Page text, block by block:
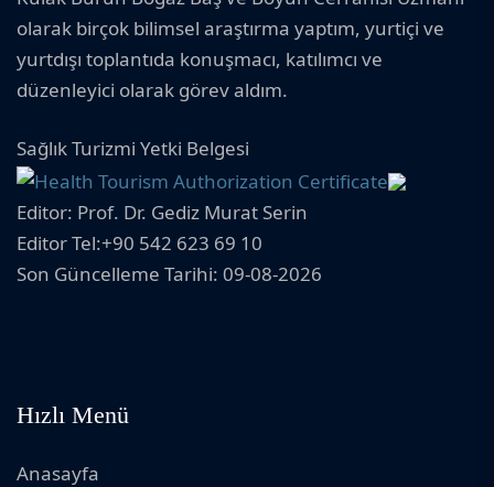
olarak birçok bilimsel araştırma yaptım, yurtiçi ve
yurtdışı toplantıda konuşmacı, katılımcı ve
düzenleyici olarak görev aldım.
Sağlık Turizmi Yetki Belgesi
Editor: Prof. Dr. Gediz Murat Serin
Editor Tel:+90 542 623 69 10
Son Güncelleme Tarihi: 09-08-2026
Hızlı Menü
Anasayfa